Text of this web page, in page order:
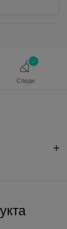
Следи